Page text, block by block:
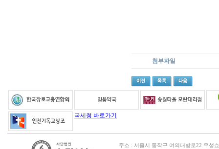
첨부파일
국세청 바로가기
주소 : 서울시 동작구 여의대방로22 우성